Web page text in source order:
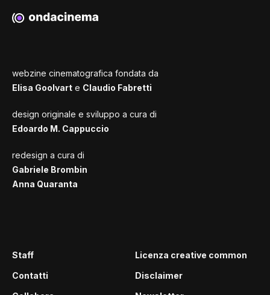
webzine cinematografica fondata da
Elisa Goolvart e Claudio Fabretti
design originale e sviluppo a cura di
Edoardo M. Cappuccio
redesign a cura di
Gabriele Brombin
Anna Quaranta
Staff
Contatti
Licenza creative common
Disclaimer